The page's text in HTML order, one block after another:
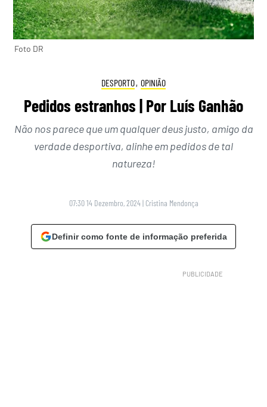
Foto DR
DESPORTO, OPINIÃO
Pedidos estranhos | Por Luís Ganhão
Não nos parece que um qualquer deus justo, amigo da
verdade desportiva, alinhe em pedidos de tal
natureza!
07:30 14 Dezembro, 2024 | Cristina Mendonça
Definir como fonte de informação preferida